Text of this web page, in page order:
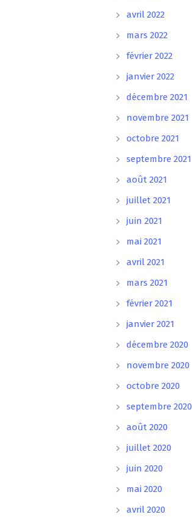
avril 2022
mars 2022
février 2022
janvier 2022
décembre 2021
novembre 2021
octobre 2021
septembre 2021
août 2021
juillet 2021
juin 2021
mai 2021
avril 2021
mars 2021
février 2021
janvier 2021
décembre 2020
novembre 2020
octobre 2020
septembre 2020
août 2020
juillet 2020
juin 2020
mai 2020
avril 2020